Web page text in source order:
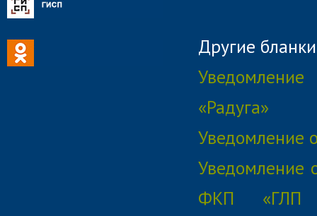
Другие
«Радуга»
Уведомление
Уведомление
ФКП «ГЛП